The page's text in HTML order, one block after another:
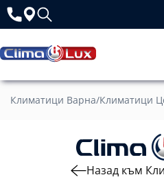
Климатици Варна/Климатици
Назад към